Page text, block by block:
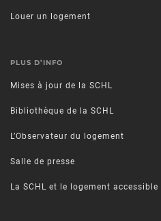
Louer un logement
PLUS D’INFO
Mises à jour de la SCHL
Bibliothèque de la SCHL
L’Observateur du logement
Salle de presse
La SCHL et le logement accessible